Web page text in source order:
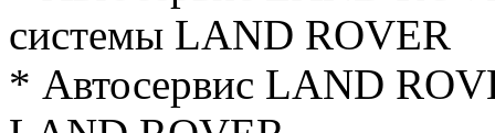
системы LAND ROVER
* Автосервис LAND